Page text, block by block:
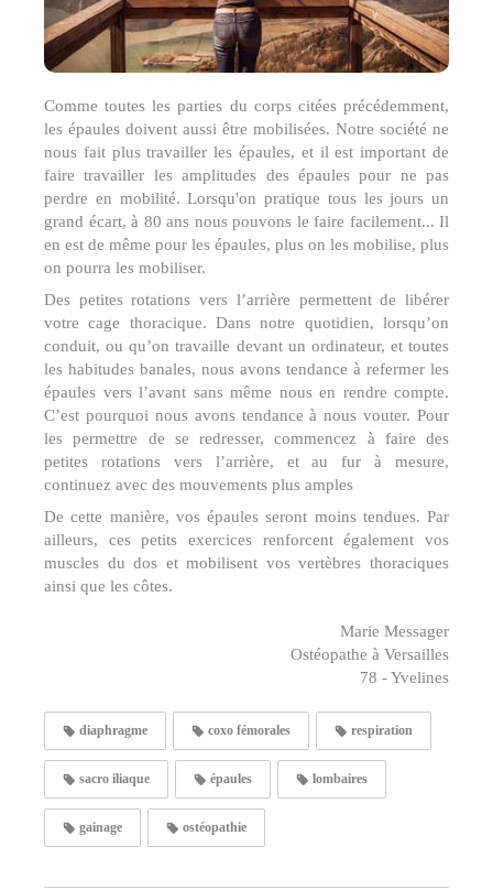
Comme toutes les parties du corps citées précédemment,
les épaules doivent aussi être mobilisées. Notre société ne
nous fait plus travailler les épaules, et il est important de
faire travailler les amplitudes des épaules pour ne pas
perdre en mobilité. Lorsqu'on pratique tous les jours un
grand écart, à 80 ans nous pouvons le faire facilement... Il
en est de même pour les épaules, plus on les mobilise, plus
on pourra les mobiliser.
Des petites rotations vers l’arrière permettent de libérer
votre cage thoracique. Dans notre quotidien, lorsqu’on
conduit, ou qu’on travaille devant un ordinateur, et toutes
les habitudes banales, nous avons tendance à refermer les
épaules vers l’avant sans même nous en rendre compte.
C’est pourquoi nous avons tendance à nous vouter. Pour
les permettre de se redresser, commencez à faire des
petites rotations vers l’arrière, et au fur à mesure,
continuez avec des mouvements plus amples
De cette manière, vos épaules seront moins tendues. Par
ailleurs, ces petits exercices renforcent également vos
muscles du dos et mobilisent vos vertèbres thoraciques
ainsi que les côtes.
Marie Messager
Ostéopathe à Versailles
78 - Yvelines
diaphragme coxo fémorales respiration
sacro iliaque épaules lombaires
gainage ostéopathie